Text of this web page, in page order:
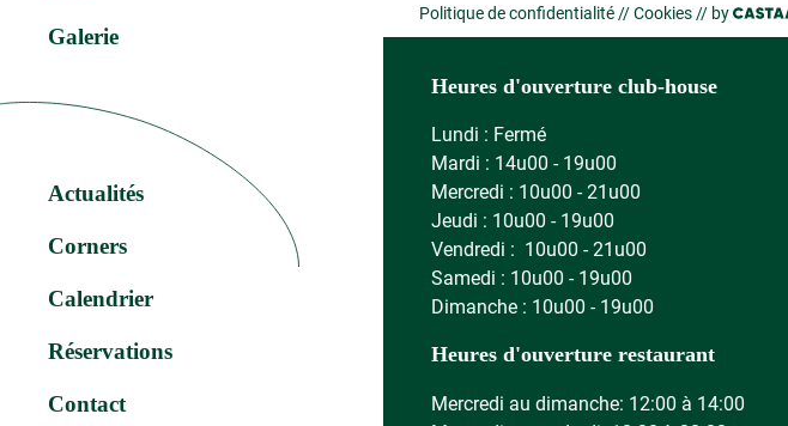
Galerie
Actualités
Corners
Calendrier
Réservations
Contact
Politique de confidentialité //Cookies // by
Heures d'ouverture club-house
Lundi : Fermé
Mardi : 14u00 - 19u00
Mercredi : 10u00 - 21u00
Jeudi : 10u00 - 19u00
Vendredi : 10u00 - 21u00
Samedi : 10u00 - 19u00
Dimanche : 10u00 - 19u00
Heures d'ouverture restaurant
Mercredi au dimanche: 12:00 à 14:00